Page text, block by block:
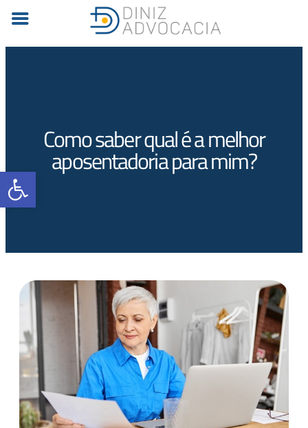
Barra de Ferramentas Aberta
Como saber qual é a melhor
aposentadoria para mim?